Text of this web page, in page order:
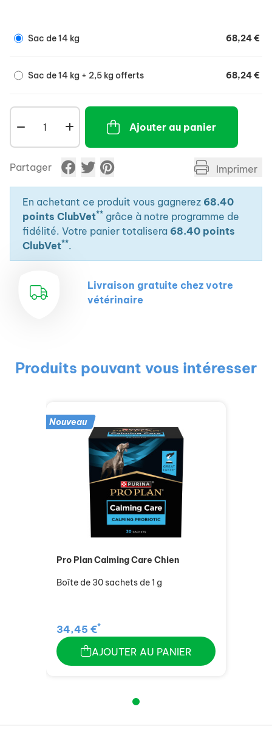
naturelles et la santé à long terme de votre animal.
Sac de 14 kg 68,24 €
Sac de 14 kg + 2,5 kg offerts 68,24 €
Ajouter au panier
Partager Imprimer
En achetant ce produit vous gagnerez 68.40
points ClubVet** grâce à notre programme de
fidélité. Votre panier totalisera 68.40 points
ClubVet**.
Livraison gratuite chez votre
vétérinaire
Produits pouvant vous intéresser
Nouveau
Pro Plan Calming Care Chien
Boîte de 30 sachets de 1 g
34,45 €*
AJOUTER AU PANIER